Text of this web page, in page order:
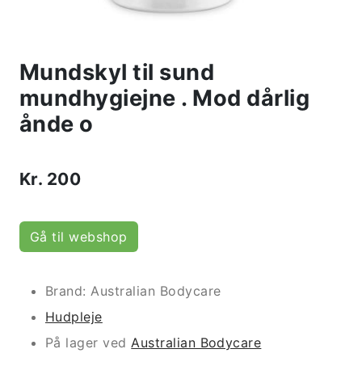
Mundskyl til sund
mundhygiejne . Mod dårlig
ånde o
Kr. 200
Gå til webshop
Brand: Australian Bodycare
Hudpleje
På lager vedAustralian Bodycare